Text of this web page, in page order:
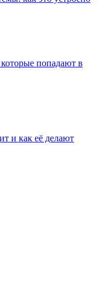
которые попадают в
и как её делают